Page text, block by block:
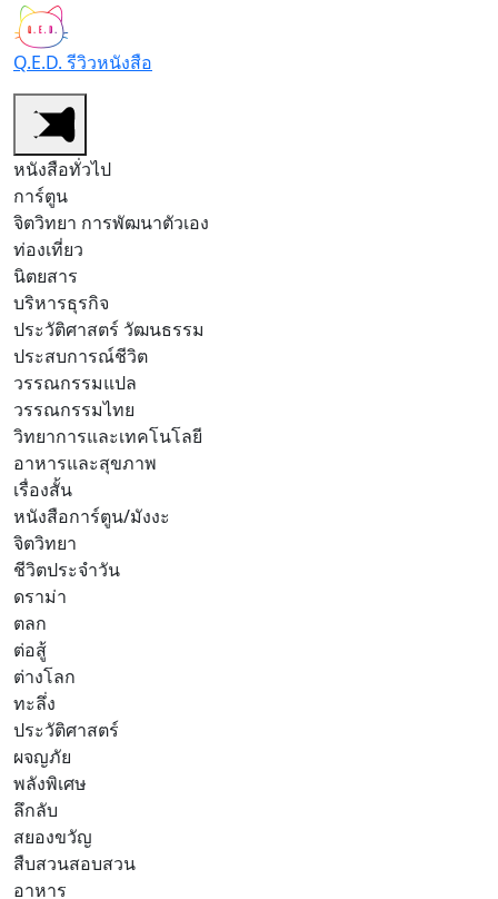
Q.E.D. รีวิวหนังสือ
หนังสือทั่วไป
การ์ตูน
จิตวิทยา การพัฒนาตัวเอง
ท่องเที่ยว
นิตยสาร
บริหารธุรกิจ
ประวัติศาสตร์ วัฒนธรรม
ประสบการณ์ชีวิต
วรรณกรรมแปล
วรรณกรรมไทย
วิทยาการและเทคโนโลยี
อาหารและสุขภาพ
เรื่องสั้น
หนังสือการ์ตูน/มังงะ
จิตวิทยา
ชีวิตประจำวัน
ดราม่า
ตลก
ต่อสู้
ต่างโลก
ทะลึ่ง
ประวัติศาสตร์
ผจญภัย
พลังพิเศษ
ลึกลับ
สยองขวัญ
สืบสวนสอบสวน
อาหาร